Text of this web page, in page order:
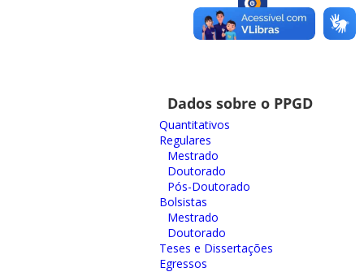
Dados sobre o PPGD
Quantitativos
Regulares
Mestrado
Doutorado
Pós-Doutorado
Bolsistas
Mestrado
Doutorado
Teses e Dissertações
Egressos